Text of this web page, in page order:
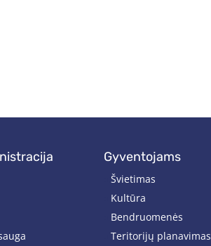
gyventojams
Švietimas
Kultūra
Bendruomenės
Teritorijų planavimas